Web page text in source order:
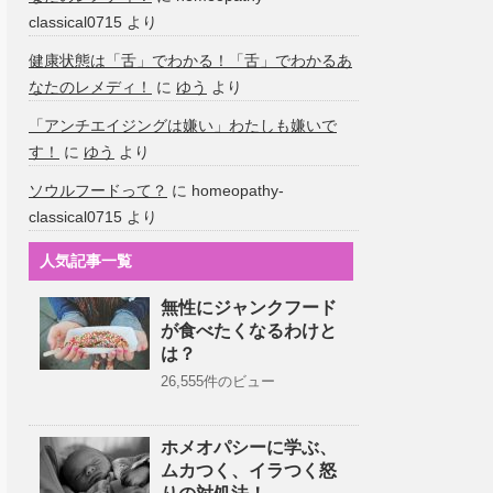
classical0715 より
健康状態は「舌」でわかる！「舌」でわかるあ
なたのレメディ！
に ゆう より
「アンチエイジングは嫌い」わたしも嫌いで
す！
に ゆう より
ソウルフードって？ に homeopathy-
classical0715 より
人気記事一覧
無性にジャンクフード
が食べたくなるわけと
は？
26,555件のビュー
ホメオパシーに学ぶ、
ムカつく、イラつく怒